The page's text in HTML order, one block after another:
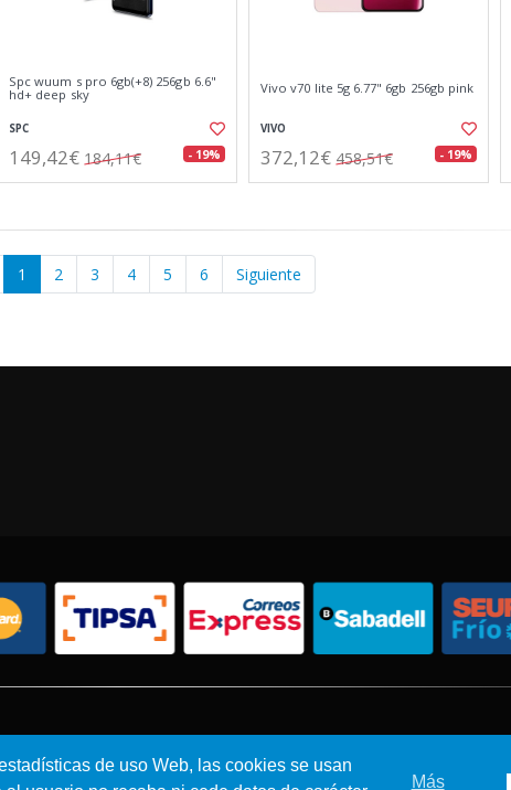
de uso Web, las cookies se usan
Más
Spc wuum s pro 6gb(+8) 256gb 6.6"
hd+ deep sky
SPC
149,42€ 184,11€ - 19%
Vivo v70 lite 5g 6.77" 6gb 256gb pink
VIVO
372,12€ 458,51€ - 19%
1 2 3 4 5 6 Siguiente